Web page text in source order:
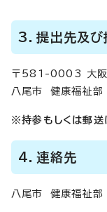
3．提出先及
〒581-0003 大阪
八尾市 健康福祉
※持参もしくは郵送
4．連絡先
八尾市 健康福祉部